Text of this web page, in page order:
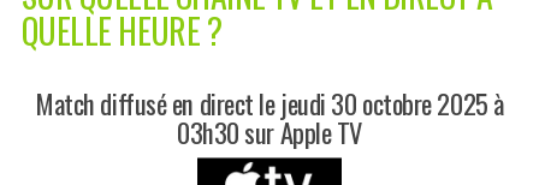
QUELLE HEURE ?
Match diffusé en direct le jeudi 30 octobre 2025 à
03h30 sur Apple TV